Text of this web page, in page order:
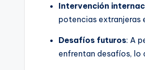
Intervención
potencias extranjeras
Desafíos futuros: A
enfrentan desafíos, lo